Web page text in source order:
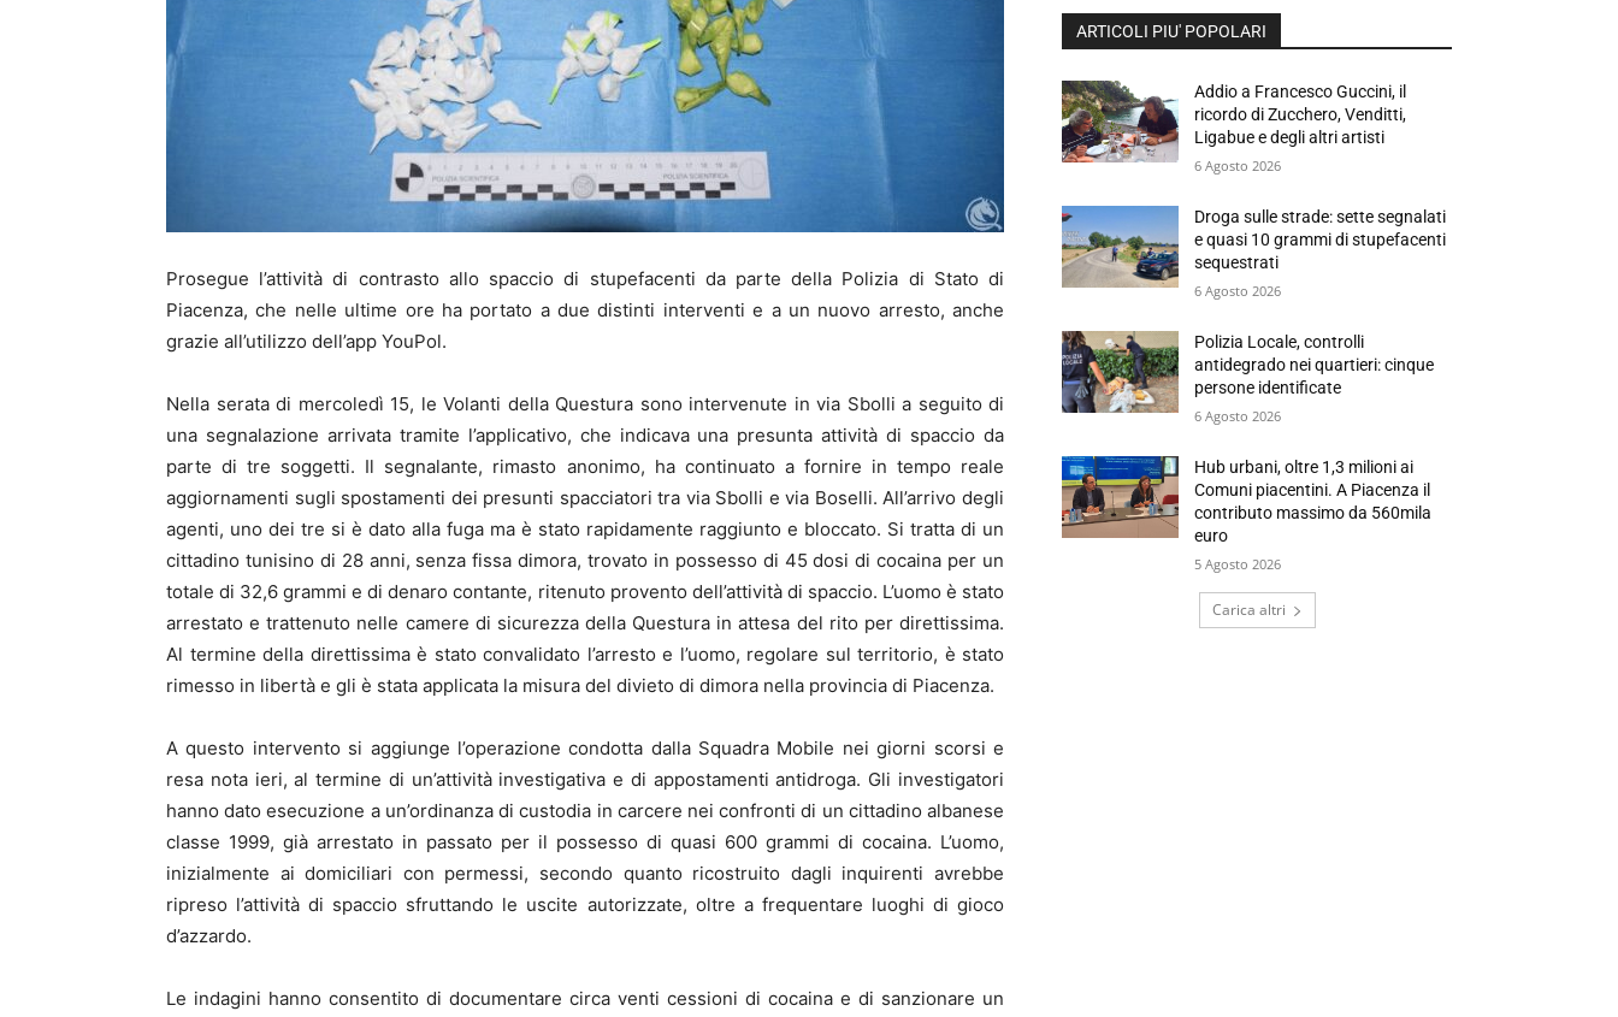
Prosegue l’attività di contrasto allo spaccio di stupefacenti da parte della Polizia di Stato di
Piacenza, che nelle ultime ore ha portato a due distinti interventi e a un nuovo arresto, anche
grazie all’utilizzo dell’app YouPol.
Nella serata di mercoledì 15, le Volanti della Questura sono intervenute in via Sbolli a seguito di
una segnalazione arrivata tramite l’applicativo, che indicava una presunta attività di spaccio da
parte di tre soggetti. Il segnalante, rimasto anonimo, ha continuato a fornire in tempo reale
aggiornamenti sugli spostamenti dei presunti spacciatori tra via Sbolli e via Boselli. All’arrivo degli
agenti, uno dei tre si è dato alla fuga ma è stato rapidamente raggiunto e bloccato. Si tratta di un
cittadino tunisino di 28 anni, senza fissa dimora, trovato in possesso di 45 dosi di cocaina per un
totale di 32,6 grammi e di denaro contante, ritenuto provento dell’attività di spaccio. L’uomo è stato
arrestato e trattenuto nelle camere di sicurezza della Questura in attesa del rito per direttissima.
Al termine della direttissima è stato convalidato l’arresto e l’uomo, regolare sul territorio, è stato
rimesso in libertà e gli è stata applicata la misura del divieto di dimora nella provincia di Piacenza.
A questo intervento si aggiunge l’operazione condotta dalla Squadra Mobile nei giorni scorsi e
resa nota ieri, al termine di un’attività investigativa e di appostamenti antidroga. Gli investigatori
hanno dato esecuzione a un’ordinanza di custodia in carcere nei confronti di un cittadino albanese
classe 1999, già arrestato in passato per il possesso di quasi 600 grammi di cocaina. L’uomo,
inizialmente ai domiciliari con permessi, secondo quanto ricostruito dagli inquirenti avrebbe
ripreso l’attività di spaccio sfruttando le uscite autorizzate, oltre a frequentare luoghi di gioco
d’azzardo.
Le indagini hanno consentito di documentare circa venti cessioni di cocaina e di sanzionare un
ARTICOLI PIU' POPOLARI
Addio a Francesco Guccini, il
ricordo di Zucchero, Venditti,
Ligabue e degli altri artisti
6 Agosto 2026
Droga sulle strade: sette segnalati
e quasi 10 grammi di stupefacenti
sequestrati
6 Agosto 2026
Polizia Locale, controlli
antidegrado nei quartieri: cinque
persone identificate
6 Agosto 2026
Hub urbani, oltre 1,3 milioni ai
Comuni piacentini. A Piacenza il
contributo massimo da 560mila
euro
5 Agosto 2026
Carica altri